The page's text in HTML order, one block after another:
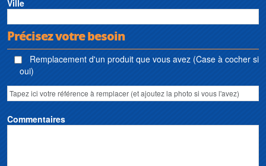
Ville
Précisez votre besoin
Remplacement d'un produit que vous avez (Case à cocher si
oui)
Commentaires